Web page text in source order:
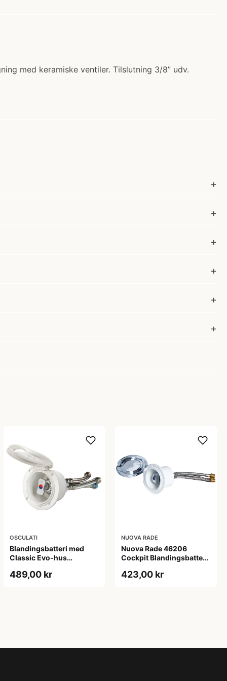
med keramiske ventiler. Tilslutning 3/8” udv.
OSCULATI
Blandingsbatteri med
Classic Evo-hus
489,00 kr
NUOVA RADE
Nuova Rade 46206
Cockpit Blandingsbatteri
Forkromet
423,00 kr